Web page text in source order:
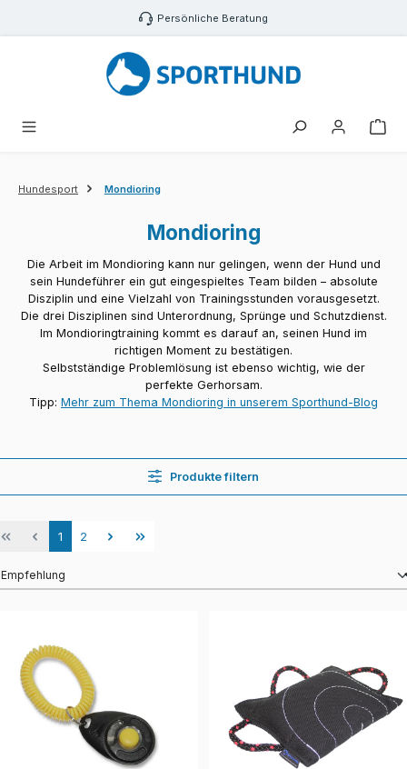
Zum Hauptinhalt springen Persönliche Beratung
Hundesport Mondioring
Mondioring
Die Arbeit im Mondioring kann nur gelingen, wenn der Hund und
sein Hundeführer ein gut eingespieltes Team bilden – absolute
Disziplin und eine Vielzahl von Trainingsstunden vorausgesetzt.
Die drei Disziplinen sind Unterordnung, Sprünge und Schutzdienst.
Im Mondioringtraining kommt es darauf an, seinen Hund im
richtigen Moment zu bestätigen.
Selbstständige Problemlösung ist ebenso wichtig, wie der
perfekte Gerhorsam.
Tipp: Mehr zum Thema Mondioring in unserem Sporthund-Blog
Produkte filtern
Seite
1 Seite
2